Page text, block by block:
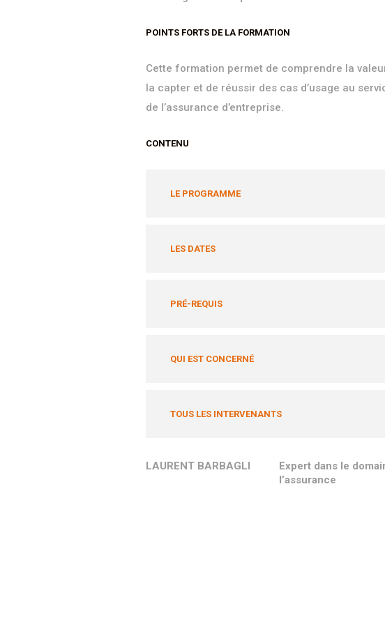
POINTS FORTS DE LA FORMATION
Cette formation permet de comprendre la
la capter et de réussir des cas d’usage au
de l’assurance d’entreprise.
CONTENU
LE PROGRAMME
LES DATES
PRÉ-REQUIS
QUI EST CONCERNÉ
TOUS LES INTERVENANTS
LAURENT BARBAGLI
Expert dans le
l’assurance